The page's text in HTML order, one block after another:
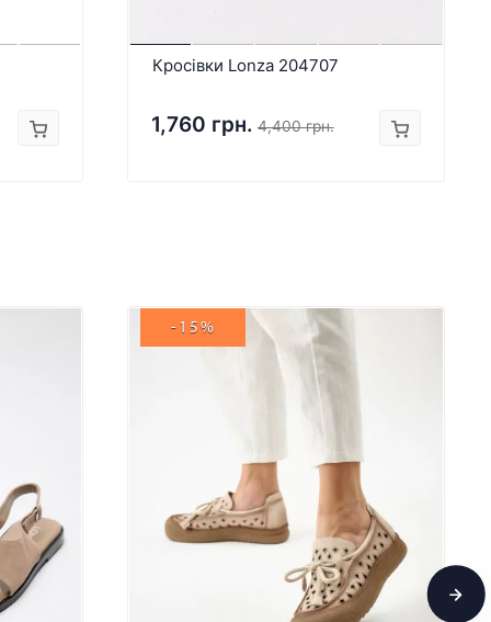
Кросівки Lonza 204707
1,760 грн. 4,400 грн.
-15%